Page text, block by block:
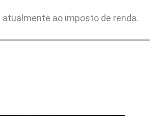
ao imposto de renda.